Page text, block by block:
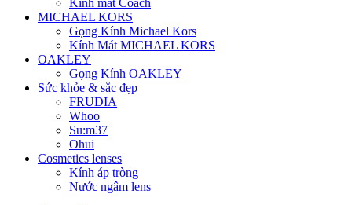
MICHAEL KORS
Gọng Kính Michael Kors
Kính Mát MICHAEL KORS
OAKLEY
Gọng Kính OAKLEY
Sức khỏe & sắc đẹp
FRUDIA
Whoo
Su:m37
Ohui
Cosmetics lenses
Kính áp tròng
Nước ngâm lens